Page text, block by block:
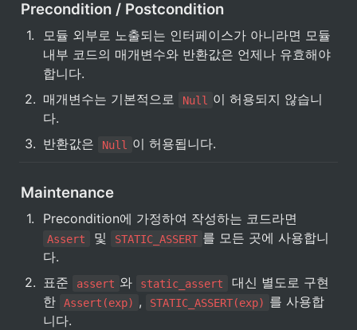
Precondition / Postcondition
1.
모듈 외부로 노출되는 인터페이스가 아니라면 모듈
내부 코드의 매개변수와 반환값은 언제나 유효해야
합니다.
2. 매개변수는 기본적으로 Null
이 허용되지 않습니
다.
3. 반환값은 Null 이 허용됩니다.
Maintenance
1.
Assert 및 STATIC_ASSERT 를 모든 곳에 사용합니
다.
2. 표준 assert 와 static_assert
대신 별도로 구현
한
Assert(exp) , STATIC_ASSERT(exp) 를 사용합
니다.